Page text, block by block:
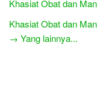
Khasiat Obat dan
Khasiat Obat dan
→ Yang lainnya...